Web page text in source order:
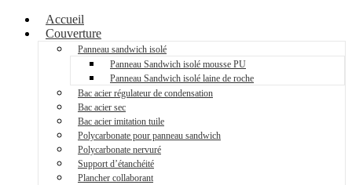
Accueil
Couverture
Panneau sandwich isolé
Panneau Sandwich isolé mousse PU
Panneau Sandwich isolé laine de roche
Bac acier régulateur de condensation
Bac acier sec
Bac acier imitation tuile
Polycarbonate pour panneau sandwich
Polycarbonate nervuré
Support d’étanchéité
Plancher collaborant